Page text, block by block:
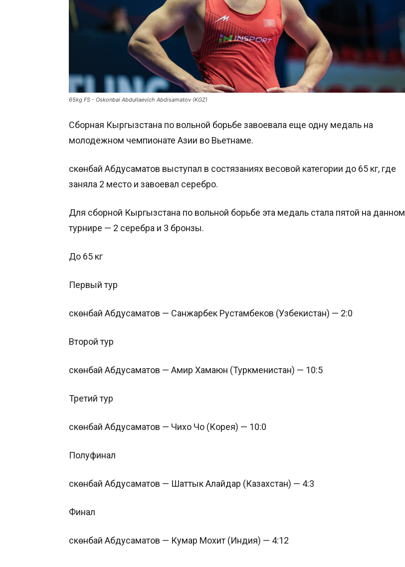
65kg FS - Oskonbai Abdullaevich Abdisamatov (KGZ)
Сборная Кыргызстана по вольной борьбе завоевала еще одну медаль на
молодежном чемпионате Азии во Вьетнаме.
Өскөнбай Абдусаматов выступал в состязаниях весовой категории до 65 кг, где
заняла 2 место и завоевал серебро.
Для сборной Кыргызстана по вольной борьбе эта медаль стала пятой на данном
турнире — 2 серебра и 3 бронзы.
До 65 кг
Первый тур
Өскөнбай Абдусаматов — Санжарбек Рустамбеков (Узбекистан) — 2:0
Второй тур
Өскөнбай Абдусаматов — Амир Хамаюн (Туркменистан) — 10:5
Третий тур
Өскөнбай Абдусаматов — Чихо Чо (Корея) — 10:0
Полуфинал
Өскөнбай Абдусаматов — Шаттык Алайдар (Казахстан) — 4:3
Финал
Өскөнбай Абдусаматов — Кумар Мохит (Индия) — 4:12